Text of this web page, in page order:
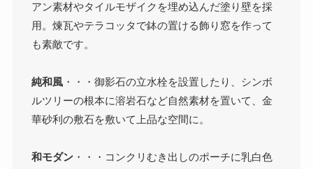
アン素材やタイルモザイクを埋め込んだ塗り壁を採
用。煉瓦やテラコッタで鉢の置ける飾り窓を作って
も素敵です。
純和風 ・・・御影石の立水栓を設置したり、シンボ
ルツリーの根本に溶岩石など自然素材を置いて、金
華砂利の敷石を敷いて上品な空間に。
和モダン ・・・コンクリむき出しのポーチに乳白色